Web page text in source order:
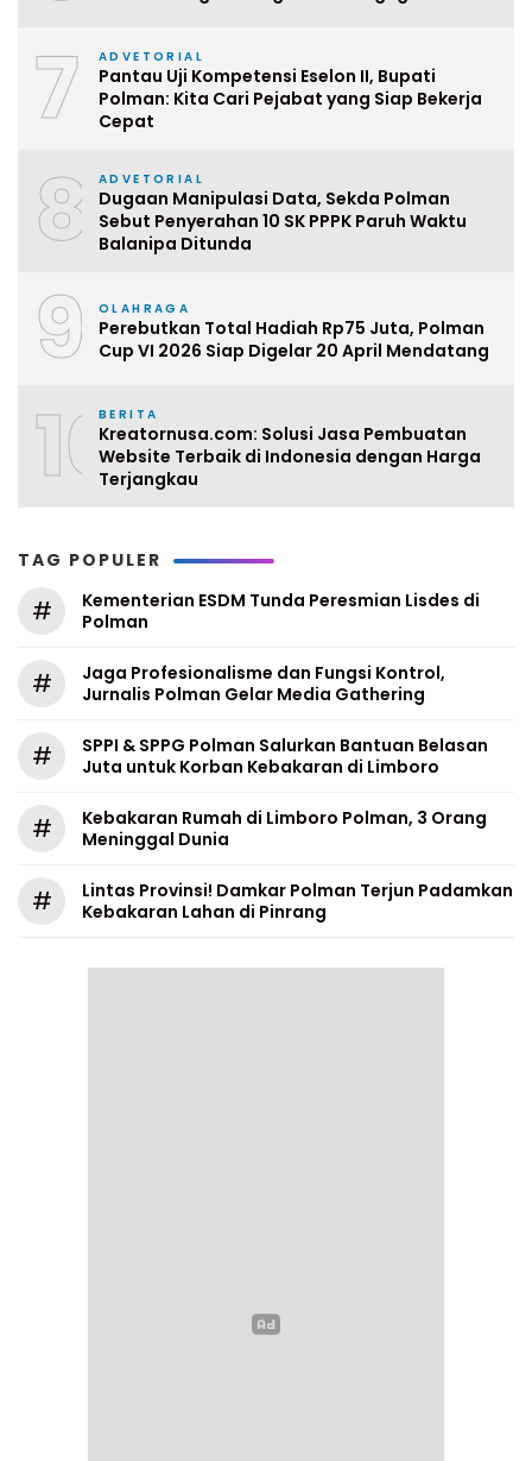
7 ADVETORIAL
Pantau Uji Kompetensi Eselon II, Bupati
Polman: Kita Cari Pejabat yang Siap Bekerja
Cepat
8 ADVETORIAL
Dugaan Manipulasi Data, Sekda Polman
Sebut Penyerahan 10 SK PPPK Paruh Waktu
Balanipa Ditunda
9 OLAHRAGA
Perebutkan Total Hadiah Rp75 Juta, Polman
Cup VI 2026 Siap Digelar 20 April Mendatang
10BERITA
Kreatornusa.com: Solusi Jasa Pembuatan
Website Terbaik di Indonesia dengan Harga
Terjangkau
TAG POPULER
#
Kementerian ESDM Tunda Peresmian Lisdes di
Polman
#
Jaga Profesionalisme dan Fungsi Kontrol,
Jurnalis Polman Gelar Media Gathering
#
SPPI & SPPG Polman Salurkan Bantuan Belasan
Juta untuk Korban Kebakaran di Limboro
#
Kebakaran Rumah di Limboro Polman, 3 Orang
Meninggal Dunia
#
Lintas Provinsi! Damkar Polman Terjun Padamkan
Kebakaran Lahan di Pinrang